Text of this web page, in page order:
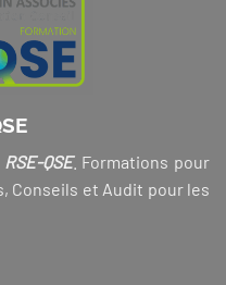
RSE-QSE. Formations pour
Conseils et Audit pour les